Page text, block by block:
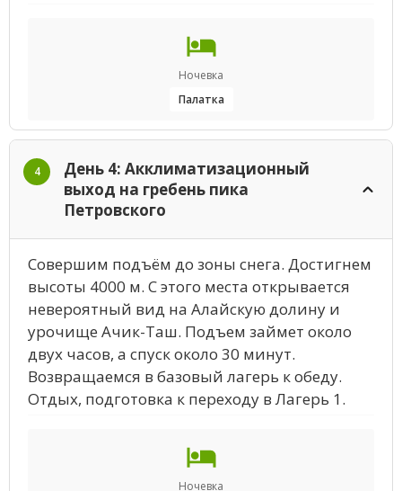
Ночевка
Палатка
4
День 4: Акклиматизационный
выход на гребень пика
Петровского
Совершим подъём до зоны снега. Достигнем
высоты 4000 м. С этого места открывается
невероятный вид на Алайскую долину и
урочище Ачик-Таш. Подъем займет около
двух часов, а спуск около 30 минут.
Возвращаемся в базовый лагерь к обеду.
Отдых, подготовка к переходу в Лагерь 1.
Ночевка